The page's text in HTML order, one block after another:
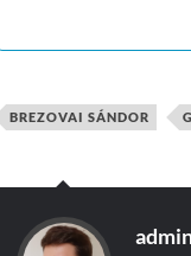
BREZOVAI SÁNDOR